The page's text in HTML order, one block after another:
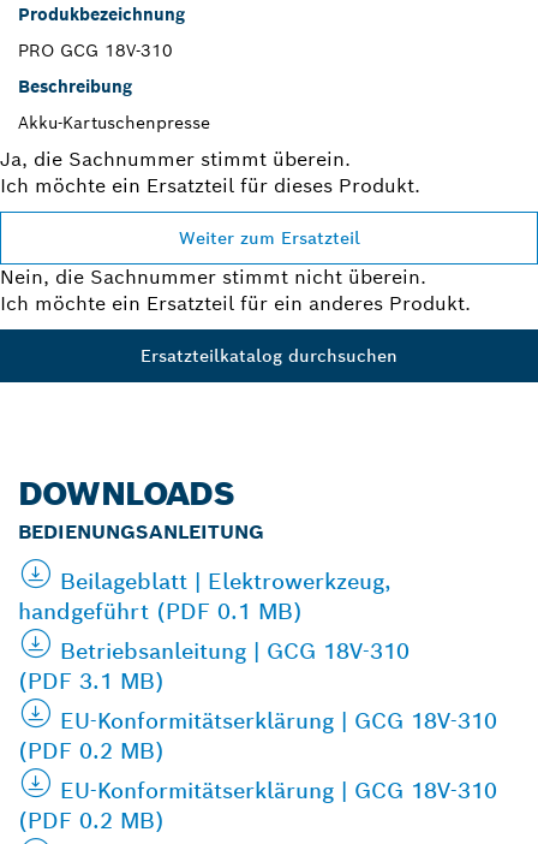
Produkbezeichnung
PRO GCG 18V-310
Beschreibung
Akku-Kartuschenpresse
Ja, die Sachnummer stimmt überein.
Ich möchte ein Ersatzteil für dieses Produkt.
Weiter zum Ersatzteil
Nein, die Sachnummer stimmt nicht überein.
Ich möchte ein Ersatzteil für ein anderes Produkt.
Ersatzteilkatalog durchsuchen
DOWNLOADS
BEDIENUNGSANLEITUNG
Beilageblatt | Elektrowerkzeug,
handgeführt (PDF 0.1 MB)
Betriebsanleitung | GCG 18V-310
(PDF 3.1 MB)
EU-Konformitätserklärung | GCG 18V-310
(PDF 0.2 MB)
EU-Konformitätserklärung | GCG 18V-310
(PDF 0.2 MB)